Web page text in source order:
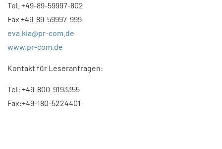
Tel. +49-89-59997-802
Fax +49-89-59997-999
eva.kia@pr-com.de
www.pr-com.de
Kontakt für Leseranfragen:
Tel: +49-800-9193355
Fax:+49-180-5224401